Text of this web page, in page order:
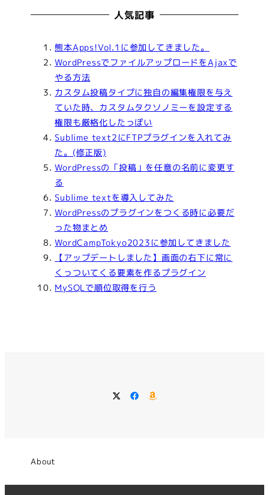
人気記事
熊本Apps!Vol.1に参加してきました。
WordPressでファイルアップロードをAjaxで
やる方法
カスタム投稿タイプに独自の編集権限を与え
ていた時、カスタムタクソノミーを設定する
権限も厳格化したっぽい
Sublime text2にFTPプラグインを入れてみ
た。(修正版)
WordPressの「投稿」を任意の名前に変更す
る
Sublime textを導入してみた
WordPressのプラグインをつくる時に必要だ
った物まとめ
WordCampTokyo2023に参加してきました
【アップデートしました】画面の右下に常に
くっついてくる要素を作るプラグイン
MySQLで順位取得を行う
Twitter
Facebook
Wish
About